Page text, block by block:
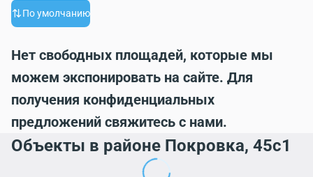
По умолчанию
Нет свободных площадей, которые мы
можем экспонировать на сайте. Для
получения конфиденциальных
предложений свяжитесь с нами.
Объекты в районе Покровка, 45с1